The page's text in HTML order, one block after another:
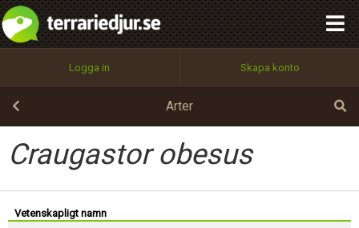
Logga in Skapa konto
Arter
Craugastor obesus
Vetenskapligt namn
Utför
100%
OK
integritetspolicy
Namn:
Epost:
Användarnamn:
Begär nytt lösenord
Tillbaka till förstasidan